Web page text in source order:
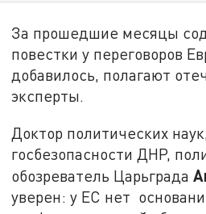
За прошедшие месяцы
повестки у переговоров
добавилось, полагают
эксперты.
Доктор политических
госбезопасности ДНР,
обозреватель Царьграда
уверен: у ЕС нет